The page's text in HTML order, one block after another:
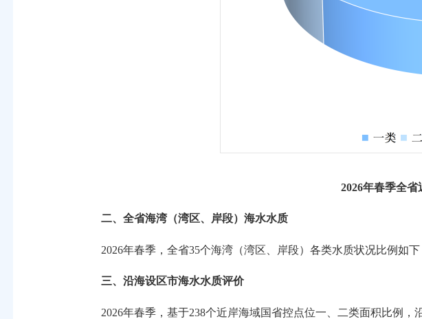
2026年春季全省
二、全省海湾（湾区、岸段）海水水质
2026年春季，全省35个海湾（湾区、岸段）各类水质状况比例如
三、沿海设区市海水水质评价
2026年春季，基于238个近岸海域国省控点位一、二类面积比例